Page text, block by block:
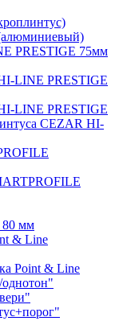
PRESTIGE 75мм
LINE PRESTIGE
LINE PRESTIGE
CEZAR HI-
80 мм
& Line
Point & Line